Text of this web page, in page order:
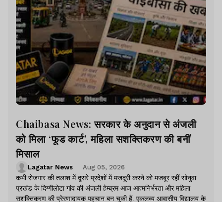
Chaibasa News: सरकार के अनुदान से अंजली
को मिला ‘फूड कार्ट’, महिला सशक्तिकरण की बनीं
मिसाल
Lagatar News
Aug 05, 2026
कभी रोजगार की तलाश में दूसरे प्रदेशों में मजदूरी करने को मजबूर रहीं सोनुवा
प्रखंड के दिग्गीलोटा गांव की अंजली हेम्ब्रम आज आत्मनिर्भरता और महिला
सशक्तिकरण की प्रेरणादायक पहचान बन चुकी हैं. एकलव्य आवासीय विद्यालय के